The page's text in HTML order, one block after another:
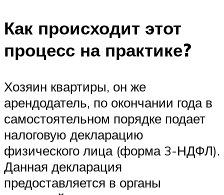
Как происходит этот
процесс на практике?
Хозяин квартиры, он же
арендодатель, по окончании года в
самостоятельном порядке подает
налоговую декларацию
физического лица (форма 3-НДФЛ).
Данная декларация
предоставляется в органы